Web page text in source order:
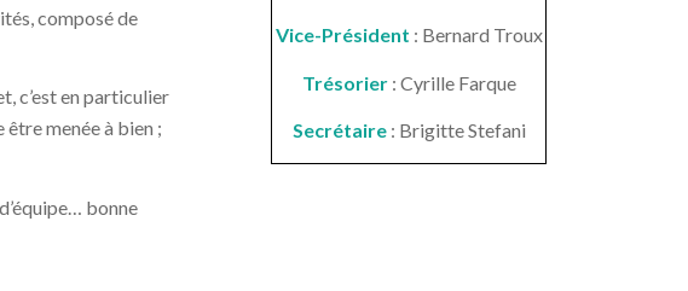
composé de
c’est en particulier
menée à bien ;
bonne
Vice-Président : Bernard Troux
Trésorier: Cyrille Farque
Secrétaire: Brigitte Stefani